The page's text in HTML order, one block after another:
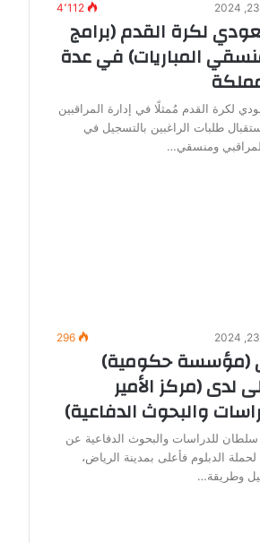
4٬112
لكرة القدم (برامج
المباريات) في عدة
لكرة القدم مُمثلًا في إدارة المراقبين
طلبات الراغبين بالتسجيل في
لمراقبي ومنسقي…
296
(مؤسسة حكومية)
لدى (مركز الأمير
والبحوث الدفاعية)
سلطان للدراسات والبحوث الدفاعية عن
الدبلوم فأعلى بمدينة الرياض،
وطريقة…